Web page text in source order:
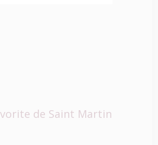
de Saint Martin